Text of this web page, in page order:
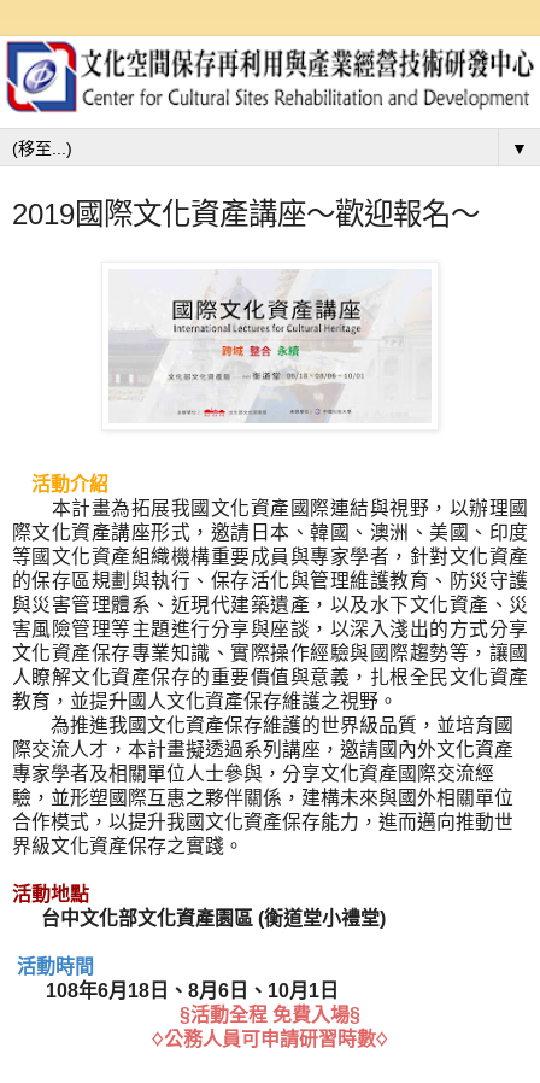
▼
2019國際文化資產講座～歡迎報名～
活動介紹
本計畫為拓展我國文化資產國際連結與視野，以辦理國
際文化資產講座形式，邀請日本、韓國、澳洲、美國、印度
等國文化資產組織機構重要成員與專家學者，針對文化資產
的保存區規劃與執行、保存活化與管理維護教育、防災守護
與災害管理體系、近現代建築遺產，以及水下文化資產、災
害風險管理等主題進行分享與座談，以深入淺出的方式分享
文化資產保存專業知識、實際操作經驗與國際趨勢等，讓國
人瞭解文化資產保存的重要價值與意義，扎根全民文化資產
教育，並提升國人文化資產保存維護之視野。
為推進我國文化資產保存維護的世界級品質，並培育國
際交流人才，本計畫擬透過系列講座，邀請國內外文化資產
專家學者及相關單位人士參與，分享文化資產國際交流經
驗，並形塑國際互惠之夥伴關係，建構未來與國外相關單位
合作模式，以提升我國文化資產保存能力，進而邁向推動世
界級文化資產保存之實踐。
活動地點
台中文化部文化資產園區 (衡道堂小禮堂)
活動時間
108年6月18日、8月6日、10月1日
§活動全程 免費入場§
♢公務人員可申請研習時數♢